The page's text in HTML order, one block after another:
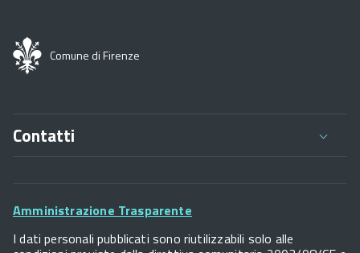
Comune di Firenze
Contatti
Palazzo Vecchio
P.IVA 01307110484
Footer
Amministrazione Trasparente
I dati personali pubblicati sono riutilizzabili solo alle